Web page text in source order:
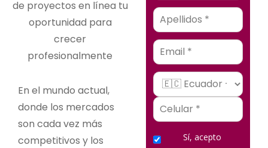
En el mundo actual,
donde los mercados
son cada vez más
competitivos y los
Email
Sí, acepto